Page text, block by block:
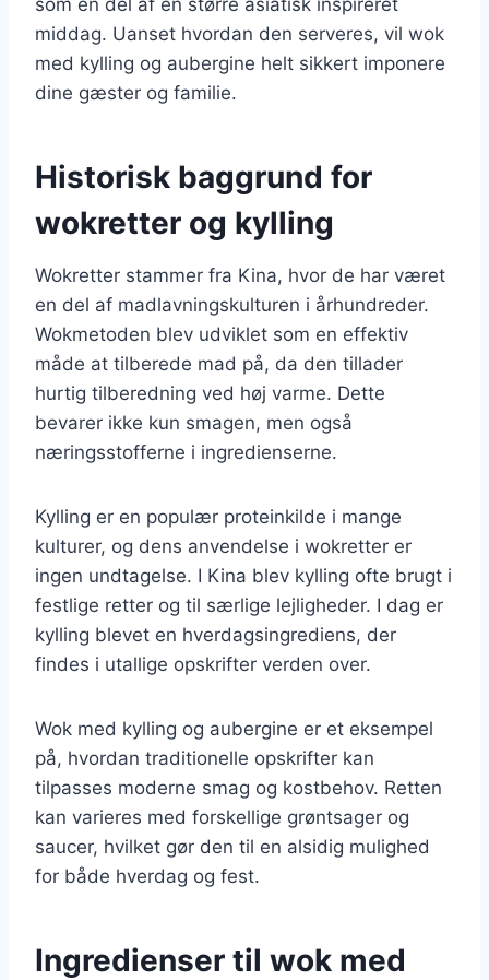
middag. Uanset hvordan den serveres, vil wok
med kylling og aubergine helt sikkert imponere
dine gæster og familie.
Historisk baggrund for
wokretter og kylling
Wokretter stammer fra Kina, hvor de har været
en del af madlavningskulturen i århundreder.
Wokmetoden blev udviklet som en effektiv
måde at tilberede mad på, da den tillader
hurtig tilberedning ved høj varme. Dette
bevarer ikke kun smagen, men også
næringsstofferne i ingredienserne.
Kylling er en populær proteinkilde i mange
kulturer, og dens anvendelse i wokretter er
ingen undtagelse. I Kina blev kylling ofte brugt i
festlige retter og til særlige lejligheder. I dag er
kylling blevet en hverdagsingrediens, der
findes i utallige opskrifter verden over.
Wok med kylling og aubergine er et eksempel
på, hvordan traditionelle opskrifter kan
tilpasses moderne smag og kostbehov. Retten
kan varieres med forskellige grøntsager og
saucer, hvilket gør den til en alsidig mulighed
for både hverdag og fest.
Ingredienser til wok med